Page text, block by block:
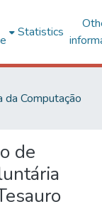
Statistics
da Computação
de